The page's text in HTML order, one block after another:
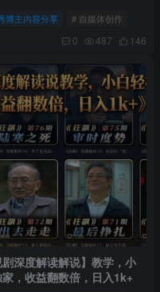
博主内容分享 # 自媒体创作
0 487 146
深度解读解说】教学，小
，收益翻数倍，日入1k+